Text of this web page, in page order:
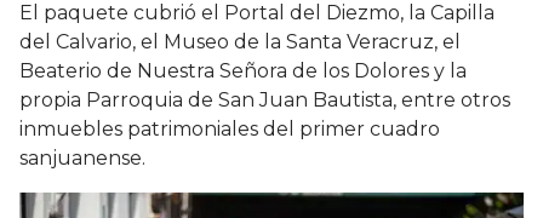
El paquete cubrió el Portal del Diezmo, la Capilla
del Calvario, el Museo de la Santa Veracruz, el
Beaterio de Nuestra Señora de los Dolores y la
propia Parroquia de San Juan Bautista, entre otros
inmuebles patrimoniales del primer cuadro
sanjuanense.